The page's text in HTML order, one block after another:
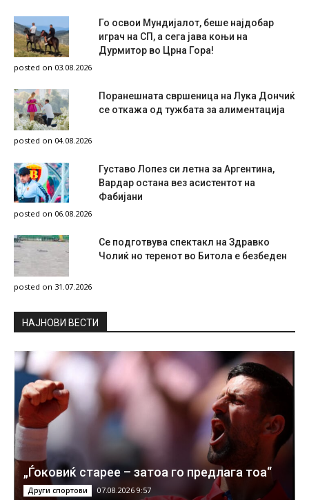
Го освои Мундијалот, беше најдобар
играч на СП, а сега јава коњи на
Дурмитор во Црна Гора!
posted on 03.08.2026
Поранешната свршеница на Лука Дончиќ
се откажа од тужбата за алиментација
posted on 04.08.2026
Густаво Лопез си летна за Аргентина,
Вардар остана вез асистентот на
Фабијани
posted on 06.08.2026
Се подготвува спектакл на Здравко
Чолиќ но теренот во Битола е безбеден
posted on 31.07.2026
НAЈНОВИ ВЕСТИ
„Ѓоковиќ старее – затоа го предлага тоа“
Други спортови 07.08.2026 9:57